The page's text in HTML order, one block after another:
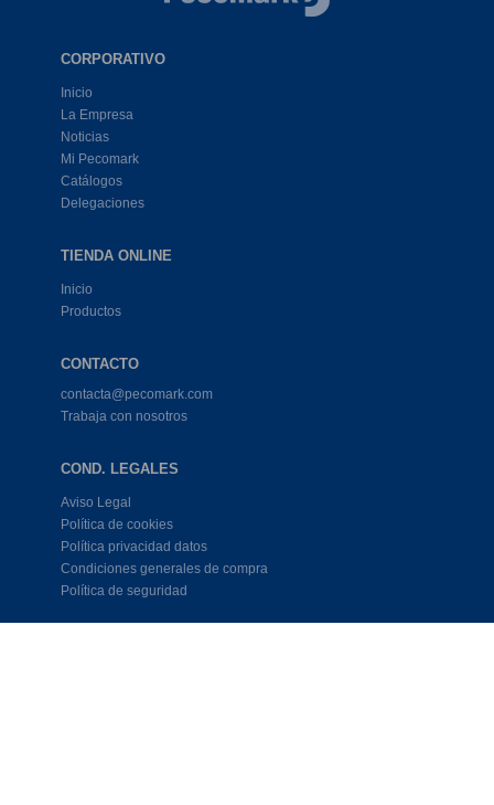
CORPORATIVO
Inicio
La Empresa
Noticias
Mi Pecomark
Catálogos
Delegaciones
TIENDA ONLINE
Inicio
Productos
CONTACTO
contacta@pecomark.com
Trabaja con nosotros
COND. LEGALES
Aviso Legal
Política de cookies
Política privacidad datos
Condiciones generales de compra
Política de seguridad